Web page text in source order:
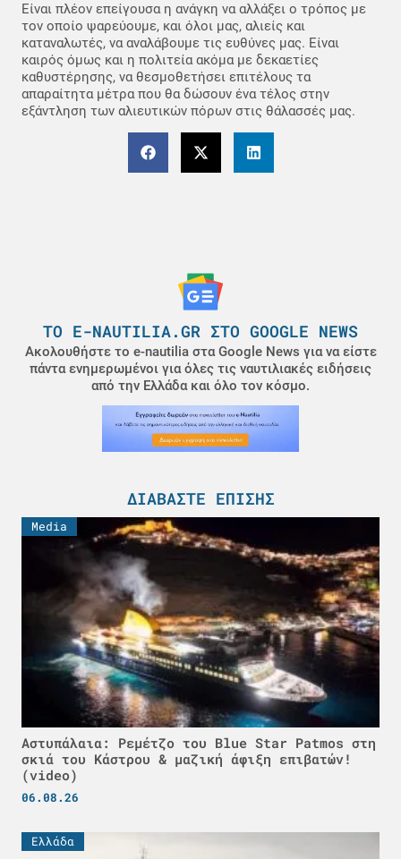
Είναι πλέον επείγουσα η ανάγκη να αλλάξει ο τρόπος με
τον οποίο ψαρεύουμε, και όλοι μας, αλιείς και
καταναλωτές, να αναλάβουμε τις ευθύνες μας. Είναι
καιρός όμως και η πολιτεία ακόμα με δεκαετίες
καθυστέρησης, να θεσμοθετήσει επιτέλους τα
απαραίτητα μέτρα που θα δώσουν ένα τέλος στην
εξάντληση των αλιευτικών πόρων στις θάλασσές μας.
ΤΟ E-NAUTILIA.GR ΣΤΟ GOOGLE NEWS
Ακολουθήστε το e-nautilia στα Google News για να είστε
πάντα ενημερωμένοι για όλες τις ναυτιλιακές ειδήσεις
από την Ελλάδα και όλο τον κόσμο.
ΔΙΑΒΆΣΤΕ ΕΠΊΣΗΣ
Media
Αστυπάλαια: Ρεμέτζο του Blue Star Patmos στη
σκιά του Κάστρου & μαζική άφιξη επιβατών!
(video)
06.08.26
Ελλάδα